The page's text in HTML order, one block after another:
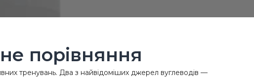
порівняння
тренувань. Два з найвідоміших джерел вуглеводів —